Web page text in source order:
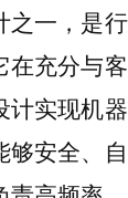
之一，是
充分与
计实现机
够安全、